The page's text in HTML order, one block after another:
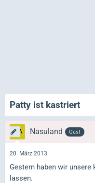
Patty ist kastriert
Nasuland Gast
20. März 2013
Gestern haben wir
lassen.